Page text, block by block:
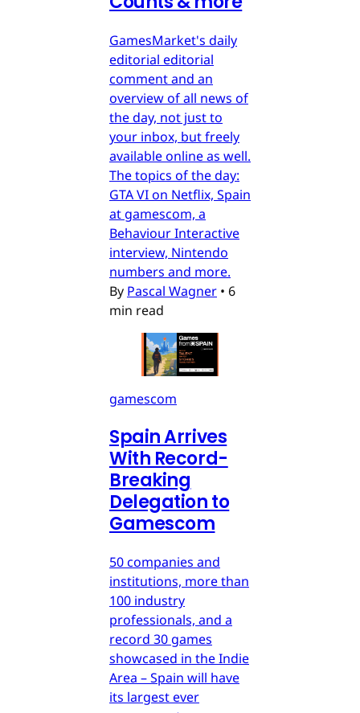
GamesMarket's daily
editorial editorial
comment and an
overview of all news of
the day, not just to
your inbox, but freely
available online as well.
The topics of the day:
GTA VI on Netflix, Spain
at gamescom, a
Behaviour Interactive
interview, Nintendo
numbers and more.
By Pascal Wagner • 6
min read
gamescom
Spain Arrives
With Record-
Breaking
Delegation to
Gamescom
50 companies and
institutions, more than
100 industry
professionals, and a
record 30 games
showcased in the Indie
Area – Spain will have
its largest ever